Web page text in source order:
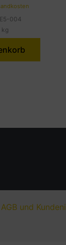
004
kg
AGB und